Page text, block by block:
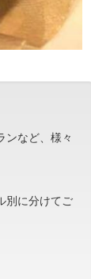
ンなど、様々
別に分けてご